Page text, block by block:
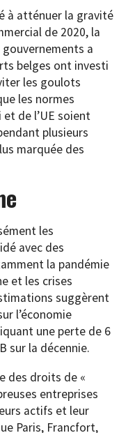
à atténuer la gravité
de 2020, la
a
belges ont investi
les goulots
les normes
de l’UE soient
plusieurs
marquée des
les
avec des
la pandémie
et les crises
suggèrent
l’économie
une perte de 6
sur la décennie.
des droits de «
entreprises
actifs et leur
Paris, Francfort,